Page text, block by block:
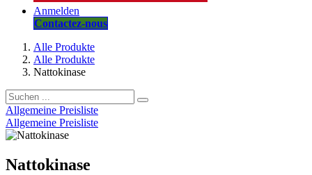
Anmelden
Contactez-nous
Alle Produkte
Alle Produkte
Nattokinase
Allgemeine Preisliste
Allgemeine Preisliste
Nattokinase